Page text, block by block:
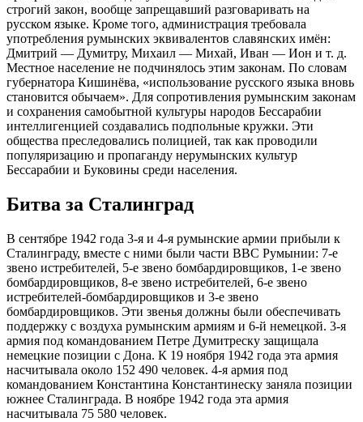
строгий закон, вообще запрещавший разговаривать на
русском языке. Кроме того, администрация требовала
употребления румынских эквивалентов славянских имён:
Дмитрий — Думитру, Михаил — Михай, Иван — Ион и т. д.
Местное население не подчинялось этим законам. По словам
губернатора Кишинёва, «использование русского языка вновь
становится обычаем». Для сопротивления румынским законам
и сохранения самобытной культуры народов Бессарабии
интеллигенцией создавались подпольные кружки. Эти
общества преследовались полицией, так как проводили
популяризацию и пропаганду нерумынских культур
Бессарабии и Буковины среди населения.
Битва за Сталинград
В сентябре 1942 года 3-я и 4-я румынские армии прибыли к
Сталинграду, вместе с ними были части ВВС Румынии: 7-е
звено истребителей, 5-е звено бомбардировщиков, 1-е звено
бомбардировщиков, 8-е звено истребителей, 6-е звено
истребителей-бомбардировщиков и 3-е звено
бомбардировщиков. Эти звенья должны были обеспечивать
поддержку с воздуха румынским армиям и 6-й немецкой. 3-я
армия под командованием Петре Думитреску защищала
немецкие позиции с Дона. К 19 ноября 1942 года эта армия
насчитывала около 152 490 человек. 4-я армия под
командованием Константина Константинеску заняла позиции
южнее Сталинграда. В ноябре 1942 года эта армия
насчитывала 75 580 человек.